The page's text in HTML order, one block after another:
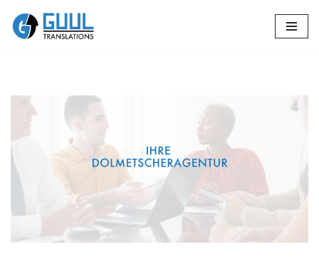
Zum